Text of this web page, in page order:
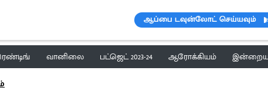
ஆப்பை டவுன்லோட் செய்யவும்
வானிலை பட்ஜெட் 2023-24 ஆரோக்கியம் இன்றைய